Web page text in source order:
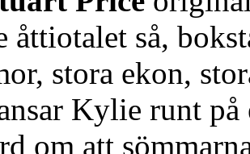
åttiotalet så,
stora ekon,
Kylie runt
om att